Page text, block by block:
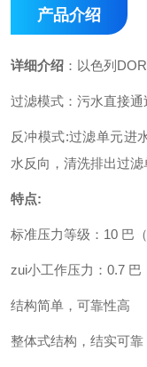
产品介绍
详细介绍 ： 以色列
过滤模式：污水直接通
反冲模式:过滤单元进
水反向，清洗排出过滤
特点:
标准压力等级： 10 巴（
zui小工作压力： 0.7
结构简单，可靠性高
整体式结构，结实可靠